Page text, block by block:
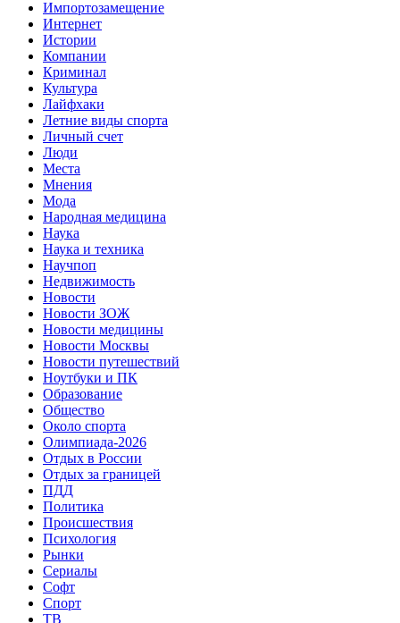
Импортозамещение
Интернет
Истории
Компании
Криминал
Культура
Лайфхаки
Летние виды спорта
Личный счет
Люди
Места
Мнения
Мода
Народная медицина
Наука
Наука и техника
Научпоп
Недвижимость
Новости
Новости ЗОЖ
Новости медицины
Новости Москвы
Новости путешествий
Ноутбуки и ПК
Образование
Общество
Около спорта
Олимпиада-2026
Отдых в России
Отдых за границей
ПДД
Политика
Происшествия
Психология
Рынки
Сериалы
Софт
Спорт
ТВ